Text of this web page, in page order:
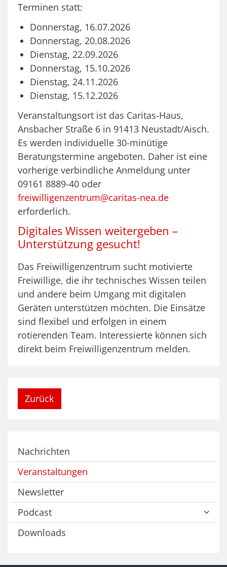
Terminen statt:
Donnerstag, 16.07.2026
Donnerstag, 20.08.2026
Dienstag, 22.09.2026
Donnerstag, 15.10.2026
Dienstag, 24.11.2026
Dienstag, 15.12.2026
Veranstaltungsort ist das Caritas-Haus,
Ansbacher Straße 6 in 91413 Neustadt/Aisch.
Es werden individuelle 30-minütige
Beratungstermine angeboten. Daher ist eine
vorherige verbindliche Anmeldung unter
09161 8889-40 oder
freiwilligenzentrum@caritas-nea.de
erforderlich.
Digitales Wissen weitergeben –
Unterstützung gesucht!
Das Freiwilligenzentrum sucht motivierte
Freiwillige, die ihr technisches Wissen teilen
und andere beim Umgang mit digitalen
Geräten unterstützen möchten. Die Einsätze
sind flexibel und erfolgen in einem
rotierenden Team. Interessierte können sich
direkt beim Freiwilligenzentrum melden.
Zurück
Nachrichten
Veranstaltungen
Newsletter
Podcast
Downloads